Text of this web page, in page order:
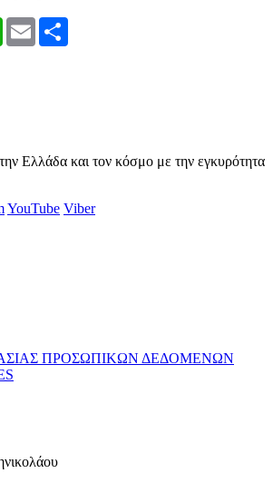
WhatsApp
Email
Ελλάδα και τον κόσμο με την εγκυρότητα
YouTube Viber
ΠΡΟΣΩΠΙΚΩΝ ΔΕΔΟΜΕΝΩΝ